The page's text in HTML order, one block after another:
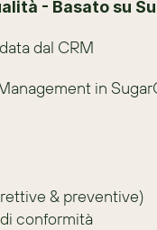
- Basato su
dal CRM
in
& preventive)
di conformità